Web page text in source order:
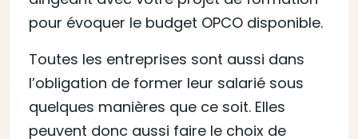
pour évoquer le budget OPCO disponible.
Toutes les entreprises sont aussi dans
l’obligation de former leur salarié sous
quelques manières que ce soit. Elles
peuvent donc aussi faire le choix de